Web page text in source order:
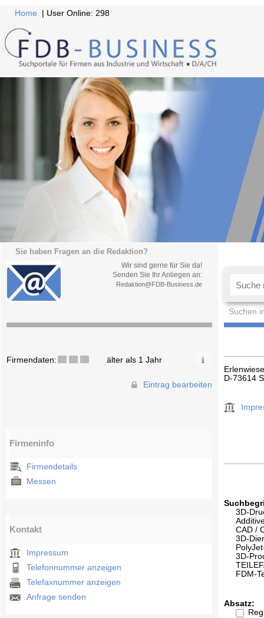
Home | User Online: 298
Sie haben Fragen an die Redaktion?
Wir sind gerne für Sie da!
Senden Sie Ihr Anliegen an:
Redaktion@FDB-Business.de
Suchen
Firmendaten: älter als 1 Jahr
Eintrag bearbeiten
Firmeninfo
Firmendetails
Messen
Kontakt
Impressum
Telefonnummer anzeigen
Telefaxnummer anzeigen
Anfrage senden
D-73614
3D-
CAD /
3D-
3D-
FDM-
Absatz: